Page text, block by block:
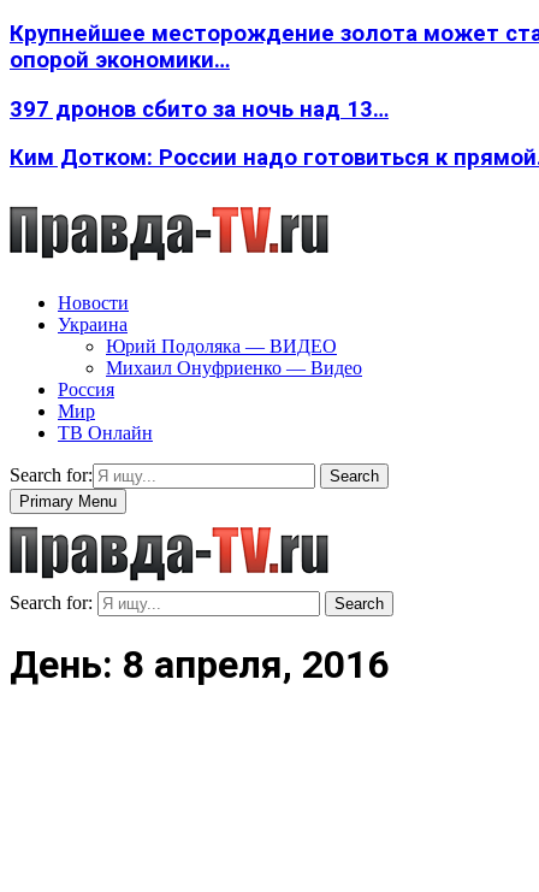
Крупнейшее месторождение золота может
опорой экономики…
397 дронов сбито за ночь над 13…
Ким Дотком: России надо готовиться к
Новости
Украина
Юрий Подоляка — ВИДЕО
Михаил Онуфриенко — Видео
Россия
Мир
ТВ Онлайн
Search for:
Search
Primary Menu
Search for: Search
День: 8 апреля, 2016